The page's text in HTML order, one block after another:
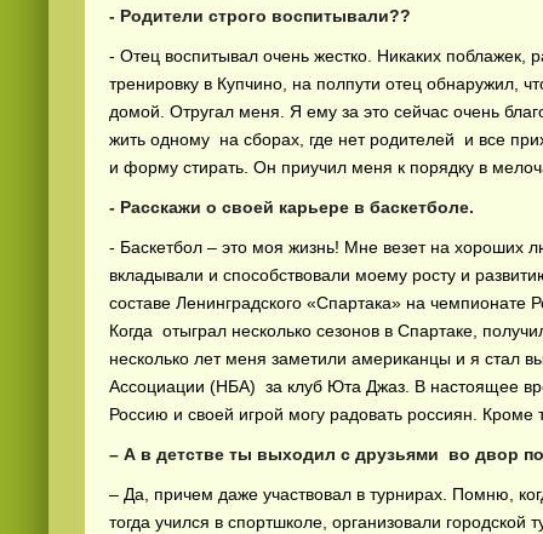
- Родители строго воспитывали??
- Отец воспитывал очень жестко. Никаких поблажек,
тренировку в Купчино, на полпути отец обнаружил,
домой. Отругал меня. Я ему за это сейчас очень
жить одному на сборах, где нет родителей и все
и форму стирать. Он приучил меня к порядку в
- Расскажи о своей карьере в баскетболе.
- Баскетбол – это моя жизнь! Мне везет на хороших
вкладывали и способствовали моему росту и
составе Ленинградского «Спартака» на
Когда отыграл несколько сезонов в Спартаке,
несколько лет меня заметили американцы и я стал
Ассоциации (НБА) за клуб Юта Джаз. В настоящее
Россию и своей игрой могу радовать россиян. Кроме
– А в детстве ты выходил с друзьями во двор
– Да, причем даже участвовал в турнирах. Помню,
тогда учился в спортшколе, организовали